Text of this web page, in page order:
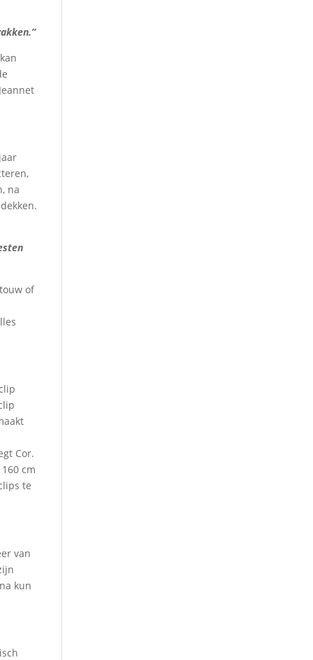
na
of
Cor.
cm
te
van
kun